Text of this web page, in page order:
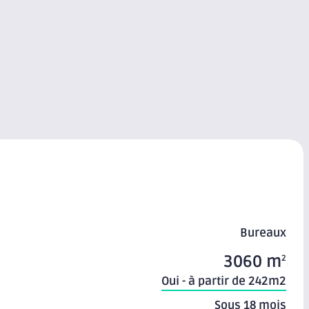
Bureaux
3060 m2
Oui - à partir de 242m2
Sous 18 mois